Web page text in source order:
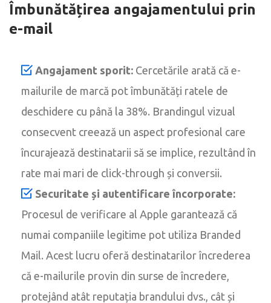
Îmbunătățirea angajamentului prin
e-mail
Angajament sporit: Cercetările arată că e-
mailurile de marcă pot îmbunătăți ratele de
deschidere cu până la 38%. Brandingul vizual
consecvent creează un aspect profesional care
încurajează destinatarii să se implice, rezultând în
rate mai mari de click-through și conversii.
Securitate și autentificare încorporate:
Procesul de verificare al Apple garantează că
numai companiile legitime pot utiliza Branded
Mail. Acest lucru oferă destinatarilor încrederea
că e-mailurile provin din surse de încredere,
protejând atât reputația brandului dvs., cât și